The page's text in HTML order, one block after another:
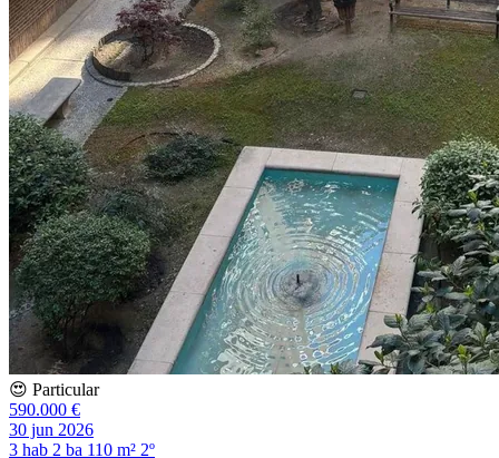
😍 Particular
590.000 €
30 jun 2026
3 hab 2 ba 110 m² 2º